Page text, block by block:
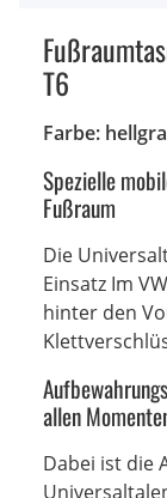
T6
Farbe:
Spezielle
Fußraum
Die
Einsatz Im
hinter den
allen
Dabei ist die